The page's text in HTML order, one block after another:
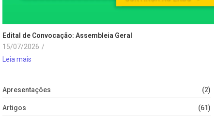
Edital de Convocação: Assembleia Geral
15/07/2026 /
Leia mais
Apresentações (2)
Artigos (61)